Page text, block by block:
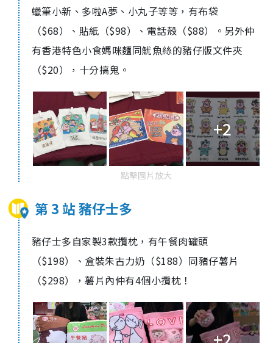
蠟筆小新、多啦A夢、小丸子等等，有布袋
（$68）、貼紙（$98）、電話殼（$88）。另外仲
有香港特色小食媽咪麵同魷魚絲的豬仔版文件夾
（$20），十分搞鬼。
+2
點擊圖片放大
第 3 站 豬仔士多
豬仔士多自家製3款攬枕，有午餐肉罐頭
（$198）、盒裝朱古力奶（$188）同豬仔薯片
（$298），薯片內仲有4個小攬枕！